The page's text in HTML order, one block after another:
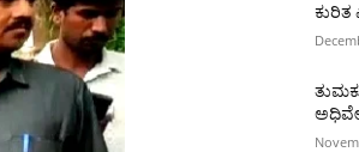
ಕುರಿತ